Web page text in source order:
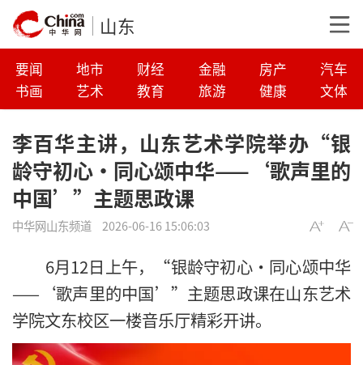
山东
要闻 地市 财经 金融 房产
汽车
书画
艺术 教育 旅游 健康 文体
李百华主讲，山东艺术学院举办“银
龄守初心·同心颂中华——‘歌声里的
中国’”主题思政课
中华网山东频道 2026-06-16 15:06:03
6月12日上午，“银龄守初心·同心颂中华
——‘歌声里的中国’”主题思政课在山东艺术
学院文东校区一楼音乐厅精彩开讲。